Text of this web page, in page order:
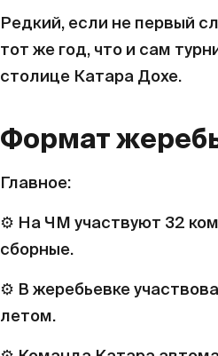
Редкий, если не первый
тот же год, что и сам
столице Катара Дохе.
Формат
Главное:
⚙️ На ЧМ участвуют 32
сборные.
⚙️ В жеребьевке
летом.